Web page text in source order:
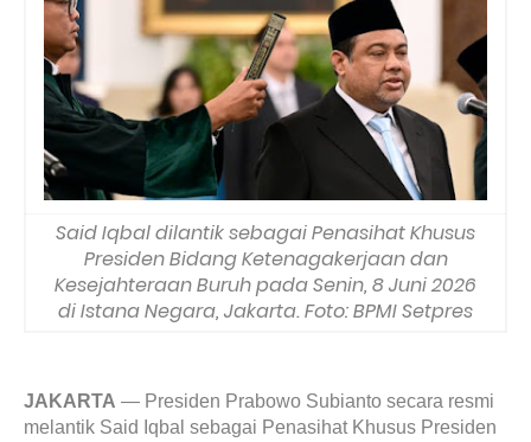
Said Iqbal dilantik sebagai Penasihat Khusus
Presiden Bidang Ketenagakerjaan dan
Kesejahteraan Buruh pada Senin, 8 Juni 2026
di Istana Negara, Jakarta. Foto: BPMI Setpres
JAKARTA — Presiden Prabowo Subianto secara resmi
melantik Said Iqbal sebagai Penasihat Khusus Presiden